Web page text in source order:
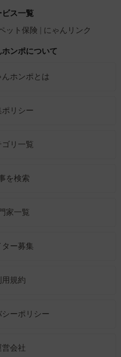
ビス一覧
ット保険 にゃんリンク
ンポについて
ホンポとは
ポリシー
ゴリ一覧
を検索
家一覧
ター募集
用規約
シーポリシー
営会社